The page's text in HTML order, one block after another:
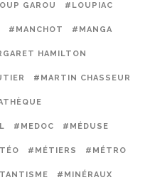
GAROU #LOUPIAC
#MANCHOT #MANGA
HAMILTON
#MARTIN CHASSEUR
#MEDOC #MÉDUSE
#MÉTIERS #MÉTRO
#MINÉRAUX